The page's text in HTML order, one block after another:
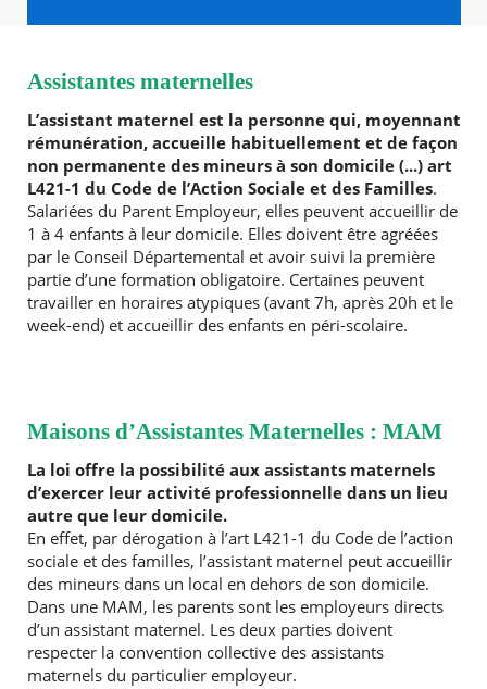
Assistantes maternelles
L’assistant maternel est la personne qui, moyennant
rémunération, accueille habituellement et de façon
non permanente des mineurs à son domicile (...) art
L421-1 du Code de l’Action Sociale et des Familles.
Salariées du Parent Employeur, elles peuvent accueillir de
1 à 4 enfants à leur domicile. Elles doivent être agréées
par le Conseil Départemental et avoir suivi la première
partie d’une formation obligatoire. Certaines peuvent
travailler en horaires atypiques (avant 7h, après 20h et le
week-end) et accueillir des enfants en péri-scolaire.
Maisons d’Assistantes Maternelles : MAM
La loi offre la possibilité aux assistants maternels
d’exercer leur activité professionnelle dans un lieu
autre que leur domicile.
En effet, par dérogation à l’art L421-1 du Code de l’action
sociale et des familles, l’assistant maternel peut accueillir
des mineurs dans un local en dehors de son domicile.
Dans une MAM, les parents sont les employeurs directs
d’un assistant maternel. Les deux parties doivent
respecter la convention collective des assistants
maternels du particulier employeur.